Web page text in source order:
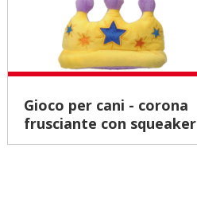
Gioco per cani - corona
frusciante con squeaker